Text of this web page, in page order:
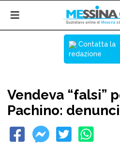
Contatta la
redazione
Vendeva “falsi”
Pachino: